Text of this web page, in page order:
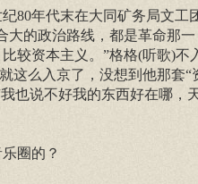
80年代末在大同矿务局文工
大的政治路线，都是革命那一
较资本主义。”格格(听歌)不
这么入京了，没想到他那套“
也说不好我的东西好在哪，
圈的？